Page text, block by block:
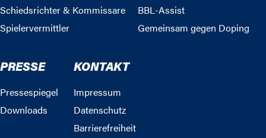
Schiedsrichter & Kommissare
Spielervermittler
BBL-Assist
Gemeinsam gegen Doping
PRESSE
Pressespiegel
Downloads
KONTAKT
Impressum
Datenschutz
Barrierefreiheit